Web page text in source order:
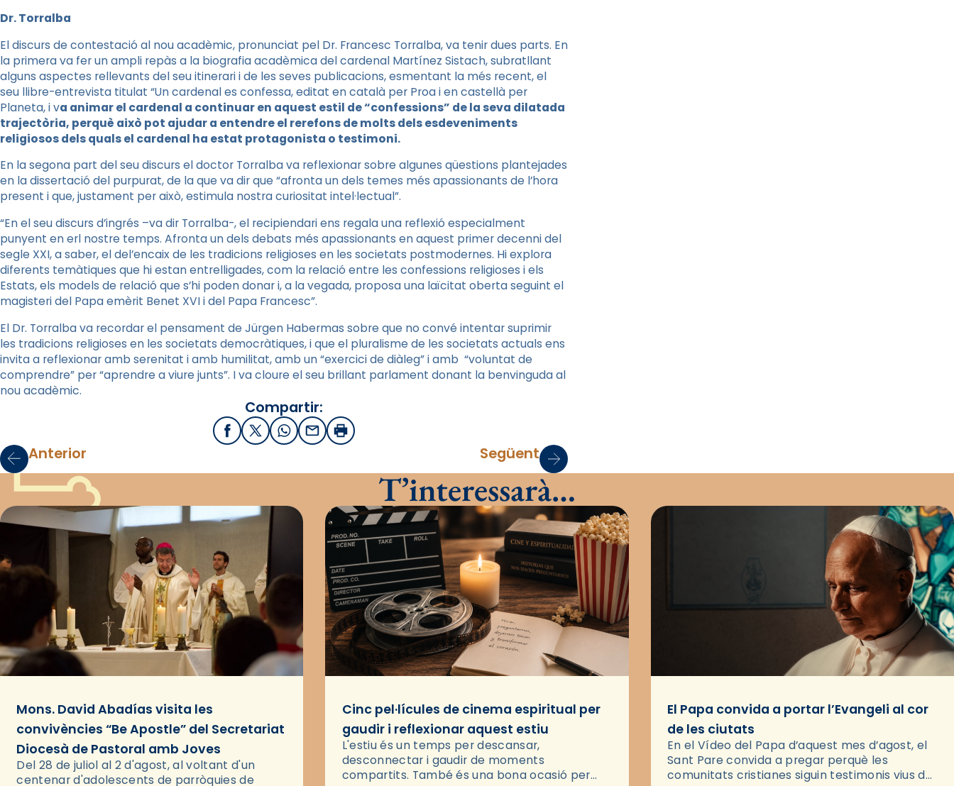
Dr. Torralba
El discurs de contestació al nou acadèmic, pronunciat pel Dr. Francesc Torralba, va tenir dues parts. En
la primera va fer un ampli repàs a la biografia acadèmica del cardenal Martínez Sistach, subratllant
alguns aspectes rellevants del seu itinerari i de les seves publicacions, esmentant la més recent, el
seu llibre-entrevista titulat “Un cardenal es confessa, editat en català per Proa i en castellà per
Planeta, i va animar el cardenal a continuar en aquest estil de “confessions” de la seva dilatada
trajectòria, perquè això pot ajudar a entendre el rerefons de molts dels esdeveniments
religiosos dels quals el cardenal ha estat protagonista o testimoni.
En la segona part del seu discurs el doctor Torralba va reflexionar sobre algunes qüestions plantejades
en la dissertació del purpurat, de la que va dir que “afronta un dels temes més apassionants de l’hora
present i que, justament per això, estimula nostra curiositat intel·lectual”.
“En el seu discurs d’ingrés –va dir Torralba-, el recipiendari ens regala una reflexió especialment
punyent en erl nostre temps. Afronta un dels debats més apassionants en aquest primer decenni del
segle XXI, a saber, el del’encaix de les tradicions religioses en les societats postmodernes. Hi explora
diferents temàtiques que hi estan entrelligades, com la relació entre les confessions religioses i els
Estats, els models de relació que s’hi poden donar i, a la vegada, proposa una laïcitat oberta seguint el
magisteri del Papa emèrit Benet XVI i del Papa Francesc”.
El Dr. Torralba va recordar el pensament de Jürgen Habermas sobre que no convé intentar suprimir
les tradicions religioses en les societats democràtiques, i que el pluralisme de les societats actuals ens
invita a reflexionar amb serenitat i amb humilitat, amb un “exercici de diàleg” i amb “voluntat de
comprendre” per “aprendre a viure junts”. I va cloure el seu brillant parlament donant la benvinguda al
nou acadèmic.
Compartir:
FacebookX / Twitter
WhatsApp
EmailImprimir
Anterior Següent
T’interessarà…
Mons. David Abadías visita les
convivències “Be Apostle” del Secretariat
Diocesà de Pastoral amb Joves
Del 28 de juliol al 2 d'agost, al voltant d'un
centenar d'adolescents de parròquies de
Cinc pel·lícules de cinema espiritual per
gaudir i reflexionar aquest estiu
L'estiu és un temps per descansar,
desconnectar i gaudir de moments
compartits. També és una bona ocasió per
El Papa convida a portar l’Evangeli al cor
de les ciutats
En el Vídeo del Papa d’aquest mes d’agost, el
Sant Pare convida a pregar perquè les
comunitats cristianes siguin testimonis vius de